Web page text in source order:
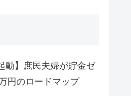
動】庶民夫婦が貯金ゼ
円のロードマップ